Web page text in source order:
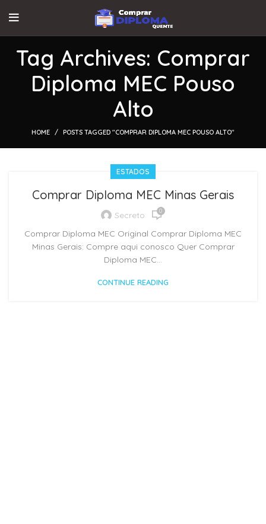
Tag Archives: Comprar
Diploma MEC Pouso
Alto
HOME POSTS TAGGED "COMPRAR DIPLOMA MEC POUSO ALTO"
ESTADOS
Comprar Diploma MEC Minas Gerais
Secreto 0
Comprar Diploma MEC Original Comprar Diploma MEC
Minas Gerais: Compre aqui conosco Quer Comprar
Diploma MEC...
CONTINUE READING